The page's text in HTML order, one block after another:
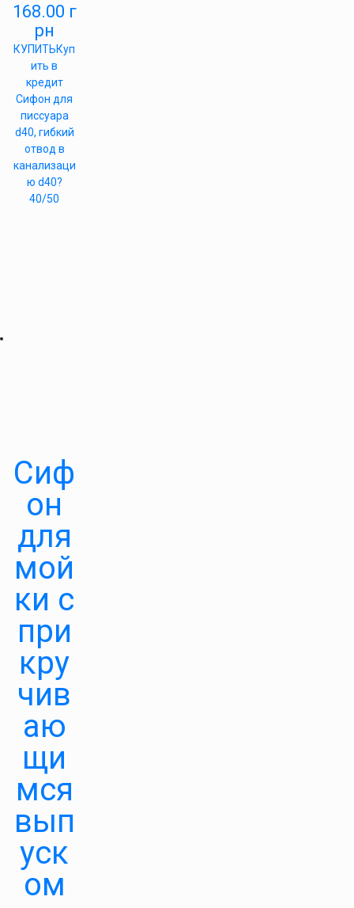
168.00 г
рн
КУПИТЬКуп
ить в
кредит
Сифон для
писсуара
d40, гибкий
отвод в
канализаци
ю d40?
40/50
Cиф
он
для
мой
ки с
при
кру
чив
аю
щи
мся
вып
уск
ом